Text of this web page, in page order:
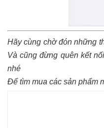
Hãy cùng chờ đón những
Và cũng đừng quên kết
nhé
Để tìm mua các sản phẩm